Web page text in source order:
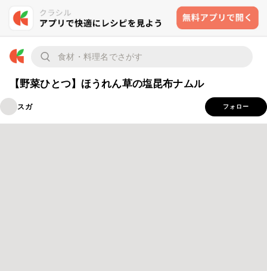
【野菜ひとつ】ほうれん草の塩昆布ナムル
スガ フォロー